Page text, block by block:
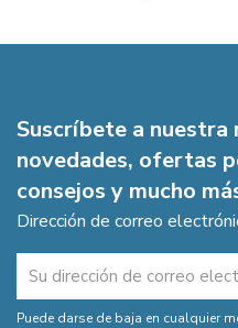
Suscríbete a
novedades, ofertas
consejos y mucho
Dirección de correo
Puede darse de baja en cualquier